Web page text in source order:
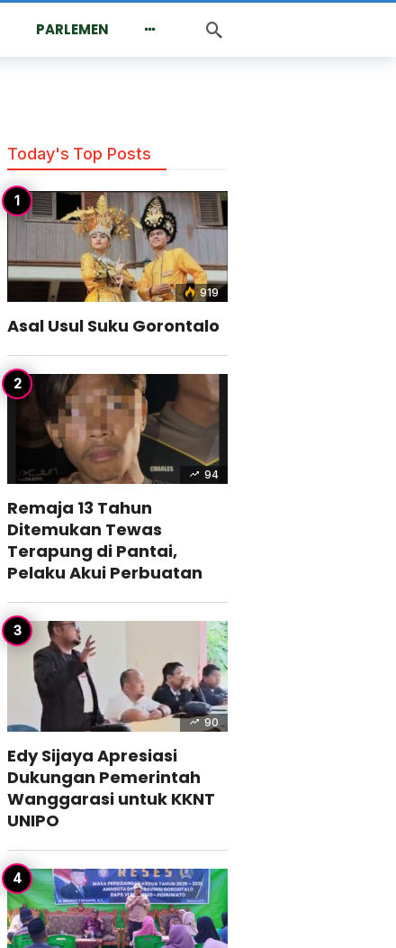
PARLEMEN
Today's Top Posts
919
Asal Usul Suku Gorontalo
94
Remaja 13 Tahun
Ditemukan Tewas
Terapung di Pantai,
Pelaku Akui Perbuatan
90
Edy Sijaya Apresiasi
Dukungan Pemerintah
Wanggarasi untuk KKNT
UNIPO